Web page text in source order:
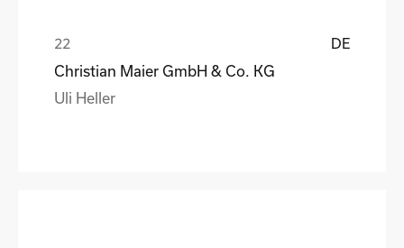
DE
Christian Maier GmbH & Co. KG
Uli Heller